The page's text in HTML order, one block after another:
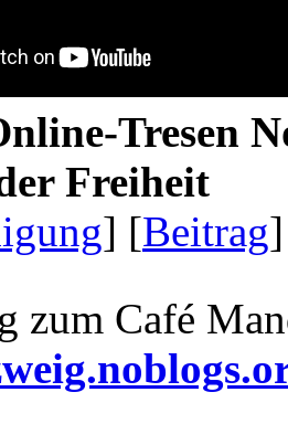
Tresen
Freiheit
] [Beitrag
zum Café